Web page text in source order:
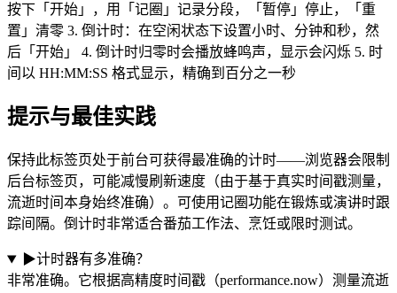
按下「开始」，用「记圈」记录分段，「暂停」停止，「重
置」清零 3. 倒计时：在空闲状态下设置小时、分钟和秒，然
后「开始」 4. 倒计时归零时会播放蜂鸣声，显示会闪烁 5. 时
间以 HH:MM:SS 格式显示，精确到百分之一秒
提示与最佳实践
保持此标签页处于前台可获得最准确的计时——浏览器会限制
后台标签页，可能减慢刷新速度（由于基于真实时间戳测量，
流逝时间本身始终准确）。可使用记圈功能在锻炼或演讲时跟
踪间隔。倒计时非常适合番茄工作法、烹饪或限时测试。
▶计时器有多准确？
非常准确。它根据高精度时间戳（performance.now）测量流逝